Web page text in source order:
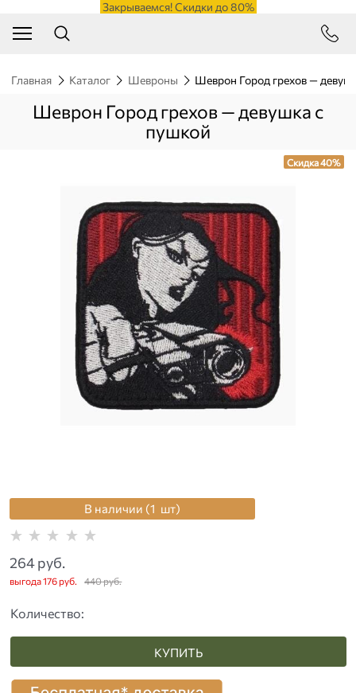
Закрываемся! Скидки до 80%
Главная Каталог Шевроны Шеврон Город грехов —
Шеврон Город грехов — девушка с
пушкой
Скидка 40%
В наличии (1 шт)
440 руб.
264 руб.
выгода176 руб.
Количество:
КУПИТЬ